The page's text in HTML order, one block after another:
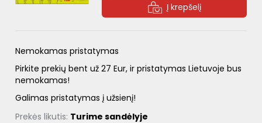
Į krepšelį
Nemokamas pristatymas
Pirkite prekių bent už 27 Eur, ir pristatymas Lietuvoje bus
nemokamas!
Galimas pristatymas į užsienį!
Prekės likutis: Turime sandėlyje